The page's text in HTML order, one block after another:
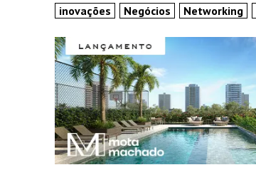
inovações
Negócios Networking